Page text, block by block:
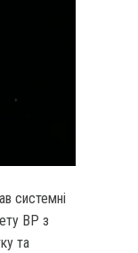
системні
ВР з
та